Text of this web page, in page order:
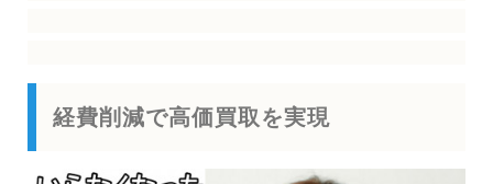
経費削減で高価買取を実現